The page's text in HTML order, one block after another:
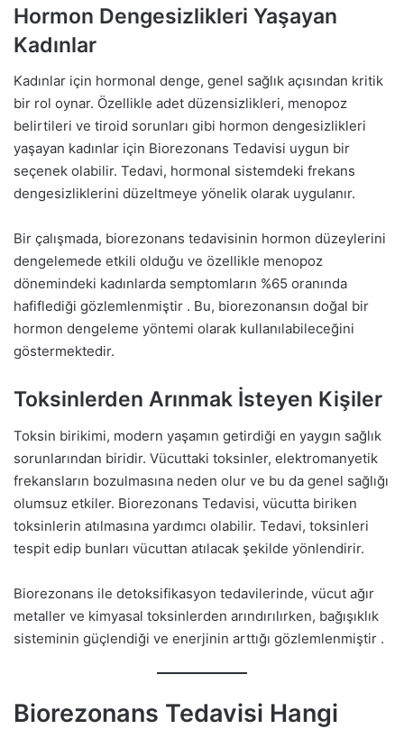
Hormon Dengesizlikleri Yaşayan
Kadınlar
Kadınlar için hormonal denge, genel sağlık açısından kritik
bir rol oynar. Özellikle adet düzensizlikleri, menopoz
belirtileri ve tiroid sorunları gibi hormon dengesizlikleri
yaşayan kadınlar için Biorezonans Tedavisi uygun bir
seçenek olabilir. Tedavi, hormonal sistemdeki frekans
dengesizliklerini düzeltmeye yönelik olarak uygulanır.
Bir çalışmada, biorezonans tedavisinin hormon düzeylerini
dengelemede etkili olduğu ve özellikle menopoz
dönemindeki kadınlarda semptomların %65 oranında
hafiflediği gözlemlenmiştir . Bu, biorezonansın doğal bir
hormon dengeleme yöntemi olarak kullanılabileceğini
göstermektedir.
Toksinlerden Arınmak İsteyen Kişiler
Toksin birikimi, modern yaşamın getirdiği en yaygın sağlık
sorunlarından biridir. Vücuttaki toksinler, elektromanyetik
frekansların bozulmasına neden olur ve bu da genel sağlığı
olumsuz etkiler. Biorezonans Tedavisi, vücutta biriken
toksinlerin atılmasına yardımcı olabilir. Tedavi, toksinleri
tespit edip bunları vücuttan atılacak şekilde yönlendirir.
Biorezonans ile detoksifikasyon tedavilerinde, vücut ağır
metaller ve kimyasal toksinlerden arındırılırken, bağışıklık
sisteminin güçlendiği ve enerjinin arttığı gözlemlenmiştir .
Biorezonans Tedavisi Hangi